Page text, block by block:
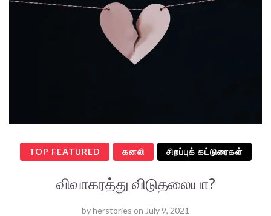
TOP FEATURED கனலி சிறப்புக் கட்டுரைகள்
விவாகரத்து விடுதலையா?
byherstories on July 9, 2021